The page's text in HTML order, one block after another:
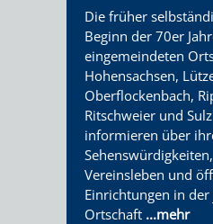
PROJEKT
"KINDER
SCHÜTZEN
-
HORTE
/
Die früher
Beginn der 70er
eingemeindeten
Hohensachsen,
Oberflockenbach,
Ritschweier und
informieren über
Vereinsleben und
Einrichtungen in
Ortschaft ...mehr